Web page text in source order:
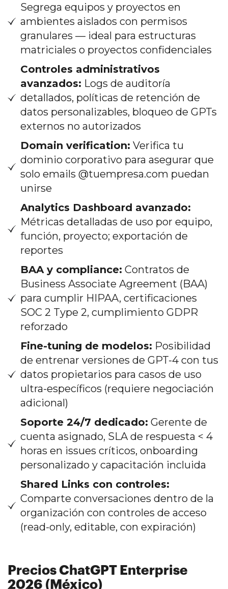
Segrega equipos y proyectos en
ambientes aislados con permisos
granulares — ideal para estructuras
matriciales o proyectos confidenciales
Controles administrativos
avanzados: Logs de auditoría
detallados, políticas de retención de
datos personalizables, bloqueo de GPTs
externos no autorizados
Domain verification: Verifica tu
dominio corporativo para asegurar que
solo emails @tuempresa.com puedan
unirse
Analytics Dashboard avanzado:
Métricas detalladas de uso por equipo,
función, proyecto; exportación de
reportes
BAA y compliance: Contratos de
Business Associate Agreement (BAA)
para cumplir HIPAA, certificaciones
SOC 2 Type 2, cumplimiento GDPR
reforzado
Fine-tuning de modelos: Posibilidad
de entrenar versiones de GPT-4 con tus
datos propietarios para casos de uso
ultra-específicos (requiere negociación
adicional)
Soporte 24/7 dedicado: Gerente de
cuenta asignado, SLA de respuesta < 4
horas en issues críticos, onboarding
personalizado y capacitación incluida
Shared Links con controles:
Comparte conversaciones dentro de la
organización con controles de acceso
(read-only, editable, con expiración)
Precios ChatGPT Enterprise
2026 (México)